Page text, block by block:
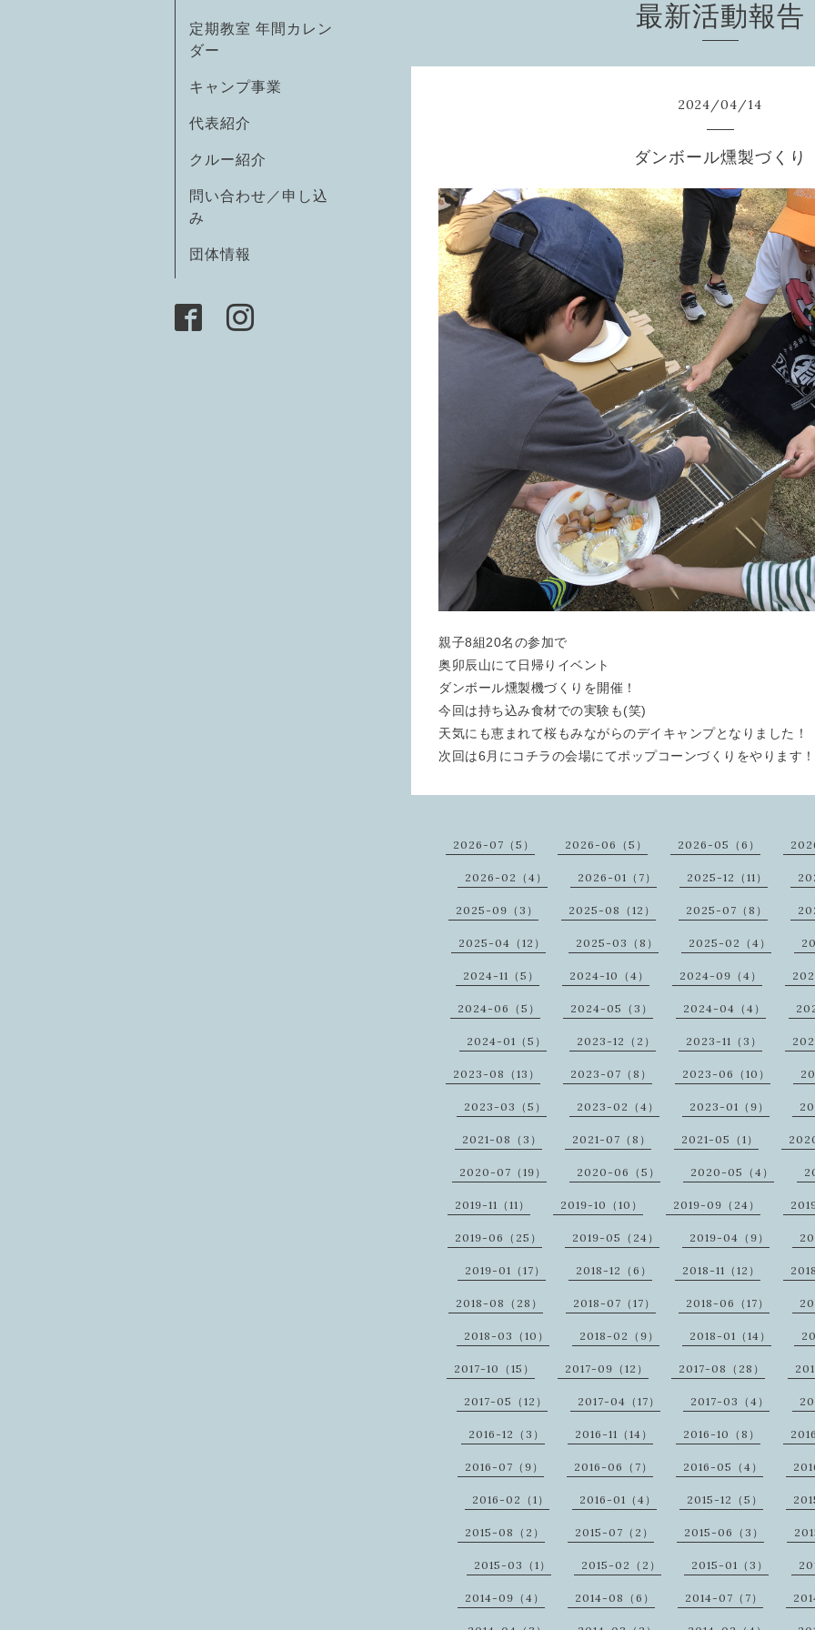
定期教室 年間カレン
ダー
キャンプ事業
代表紹介
クルー紹介
問い合わせ／申し込
み
団体情報
最新活動報告
2024/04/14
ダンボール燻製づくり
親子8組20名の参加で
奥卯辰山にて日帰りイベント
ダンボール燻製機づくりを開催！
今回は持ち込み食材での実験も(笑)
天気にも恵まれて桜もみながらのデイキャンプとなりました！
次回は6月にコチラの会場にてポップコーンづくりをやります！
2026-07（5） 2026-06（5） 2026-05（6）
2026-02（4） 2026-01（7） 2025-12（11）
2025-09（3） 2025-08（12） 2025-07（8）
2025-04（12） 2025-03（8） 2025-02（4）
2024-11（5） 2024-10（4） 2024-09（4）
2024-06（5） 2024-05（3） 2024-04（4）
2024-01（5） 2023-12（2） 2023-11（3）
2023-08（13） 2023-07（8） 2023-06（10）
2023-03（5） 2023-02（4） 2023-01（9）
2021-08（3） 2021-07（8） 2021-05（1）
2020-07（19） 2020-06（5） 2020-05（4）
2019-11（11） 2019-10（10） 2019-09（24）
2019-06（25） 2019-05（24） 2019-04（9）
2019-01（17） 2018-12（6） 2018-11（12）
2018-08（28） 2018-07（17） 2018-06（17）
2018-03（10） 2018-02（9） 2018-01（14）
2017-10（15） 2017-09（12） 2017-08（28）
2017-05（12） 2017-04（17） 2017-03（4）
2016-12（3） 2016-11（14） 2016-10（8）
2016-07（9） 2016-06（7） 2016-05（4）
2016-02（1） 2016-01（4） 2015-12（5）
2015-08（2） 2015-07（2） 2015-06（3）
2015-03（1） 2015-02（2） 2015-01（3）
2014-09（4） 2014-08（6） 2014-07（7）